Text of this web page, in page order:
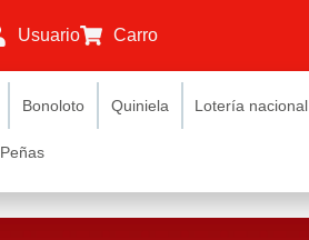
Usuario Carro
Bonoloto Quiniela Lotería nacional
Peñas